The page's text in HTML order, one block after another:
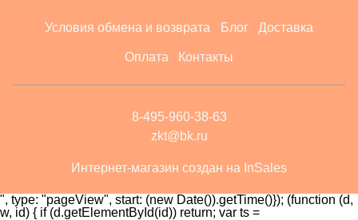
Условия обмена и возврата Блог Доставка
Оплата Контакты
8-495-960-38-63
zkt@bk.ru
Интернет-магазин создан на InSales
", type: "pageView", start: (new Date()).getTime()}); (function (d,
w, id) { if (d.getElementById(id)) return; var ts =